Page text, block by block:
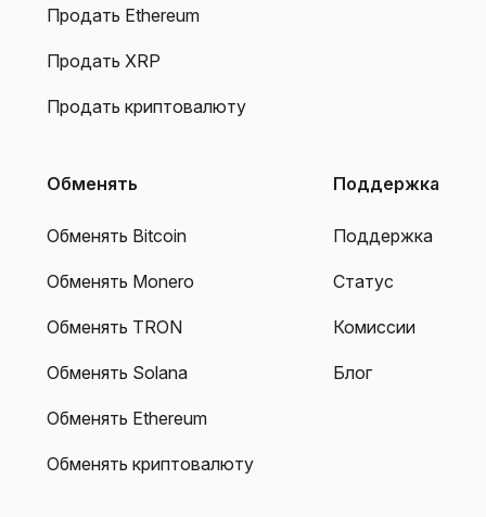
Продать Ethereum
Продать XRP
Продать криптовалюту
Обменять
Обменять Bitcoin
Обменять Monero
Обменять TRON
Обменять Solana
Обменять Ethereum
Обменять криптовалюту
Поддержка
Поддержка
Статус
Комиссии
Блог